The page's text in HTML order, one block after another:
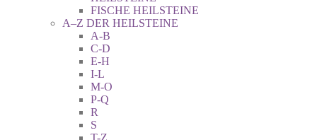
FISCHE HEILSTEINE
A–Z DER HEILSTEINE
A-B
C-D
E-H
I-L
M-O
P-Q
R
S
T-Z